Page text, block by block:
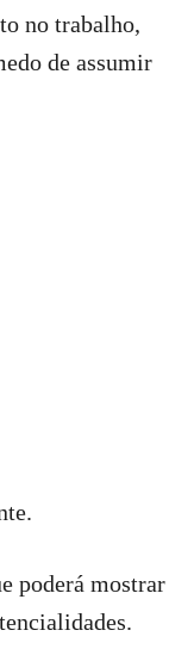
no trabalho,
de assumir
poderá mostrar